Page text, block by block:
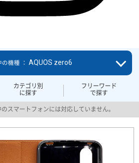
カテゴリ別
に探す
フリーワード
で探す
機種 ： AQUOS zero6
スマートフォンには対応していません。